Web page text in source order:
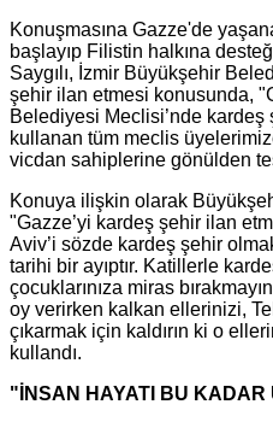
Konuşmasına Gazze'de
başlayıp Filistin halkına
Saygılı, İzmir Büyükşehir
şehir ilan etmesi konusunda,
Belediyesi Meclisi’nde
kullanan tüm meclis
vicdan sahiplerine gönülden
Konuya ilişkin olarak
"Gazze’yi kardeş şehir ilan
Aviv’i sözde kardeş şehir
tarihi bir ayıptır. Katillerle
çocuklarınıza miras
oy verirken kalkan ellerinizi,
çıkarmak için kaldırın ki o
kullandı.
"İNSAN HAYATI BU KADAR